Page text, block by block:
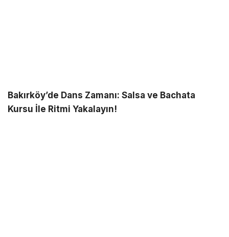
Bakırköy’de Dans Zamanı: Salsa ve Bachata
Kursu İle Ritmi Yakalayın!